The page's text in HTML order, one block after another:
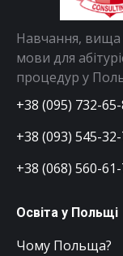
Навчання, вища
мови для
процедур у
+38 (095) 732-
+38 (093) 545-
+38 (068) 560-
Освіта у Польщі
Чому Польща?